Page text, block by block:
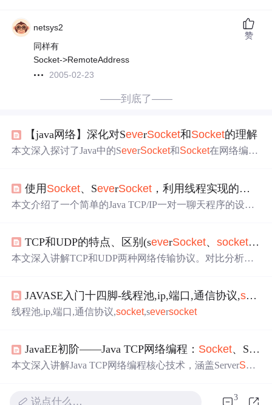
netsys2
同样有
Socket->RemoteAddress
2005-02-23
赞
——到底了——
【java网络】深化对SeverSocket和Socket的理解
本文深入探讨了Java中的SeverSocket和Socket在网络编程
强调了在信息传输时读写顺序的重要性。
使用 Socket、SeverSocket ，利用线程实现的简单的一对一聊天
本文介绍了一个简单的Java TCP/IP一对一聊天程序的设计
使用线程分离发送与接收逻辑，以实现流畅的交互体验。
TCP和UDP的特点、区别(severSocket、socket、
本文深入讲解TCP和UDP两种网络传输协议。对比分析了
JAVASE入门十四脚-线程池,ip,端口,通信协议,socket
线程池,ip,端口,通信协议,socket,seversocket
JavaEE初阶——Java TCP网络编程： Socket、Seve
本文深入讲解Java TCP网络编程核心技术，涵盖ServerSoc
说点什么… 3